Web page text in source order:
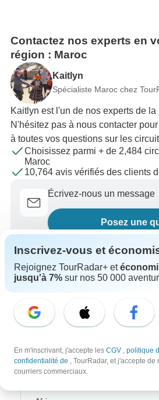
Contactez nos experts en
région : Maroc
Kaitlyn
Spécialiste Maroc chez
Kaitlyn est l'un de nos experts de la
N'hésitez pas à nous contacter
à toutes vos questions sur les
Choisissez parmi + de 2,484
Maroc
10,764 avis vérifiés des clients
Écrivez-nous un message
Posez une
+33 756 796 887
Destinations les plus
Inscrivez-vous et
Rejoignez TourRadar+ et
jusqu'à 7% sur nos 50 000
En m'inscrivant, j'accepte les CGV , politique
confidentialité de , TourRadar, et j'accepte de
courriers commerciaux.